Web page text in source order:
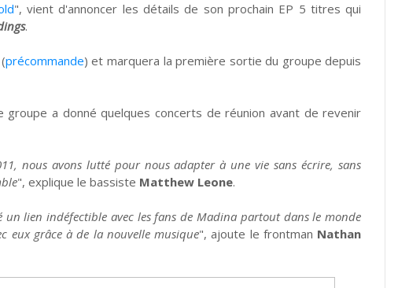
", vient d'annoncer les détails de son prochain EP 5 titres qui
.
précommande) et marquera la première sortie du groupe depuis
a donné quelques concerts de réunion avant de revenir
nous avons lutté pour nous adapter à une vie sans écrire, sans
", explique le bassiste Matthew Leone.
un lien indéfectible avec les fans de Madina partout dans le monde
eux grâce à de la nouvelle musique", ajoute le frontman Nathan